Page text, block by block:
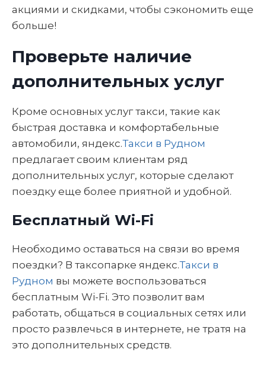
акциями и скидками, чтобы сэкономить еще
больше!
Проверьте наличие
дополнительных услуг
Кроме основных услуг такси, такие как
быстрая доставка и комфортабельные
автомобили, яндекс.Такси в Рудном
предлагает своим клиентам ряд
дополнительных услуг, которые сделают
поездку еще более приятной и удобной.
Бесплатный Wi-Fi
Необходимо оставаться на связи во время
поездки? В таксопарке яндекс.Такси в
Рудном вы можете воспользоваться
бесплатным Wi-Fi. Это позволит вам
работать, общаться в социальных сетях или
просто развлечься в интернете, не тратя на
это дополнительных средств.